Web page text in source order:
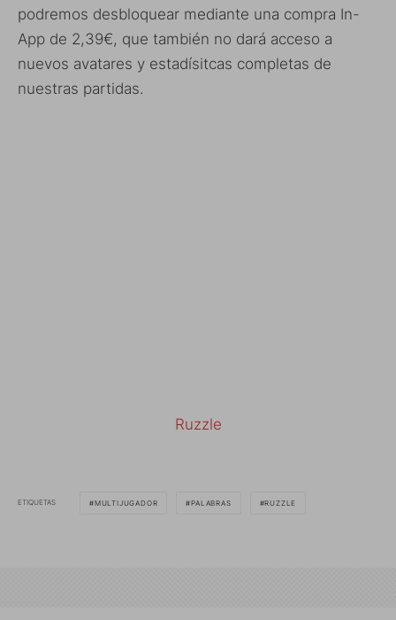
podremos desbloquear mediante una compra In-
App de 2,39€, que también no dará acceso a
nuevos avatares y estadísitcas completas de
nuestras partidas.
Ruzzle
ETIQUETAS MULTIJUGADOR PALABRAS RUZZLE